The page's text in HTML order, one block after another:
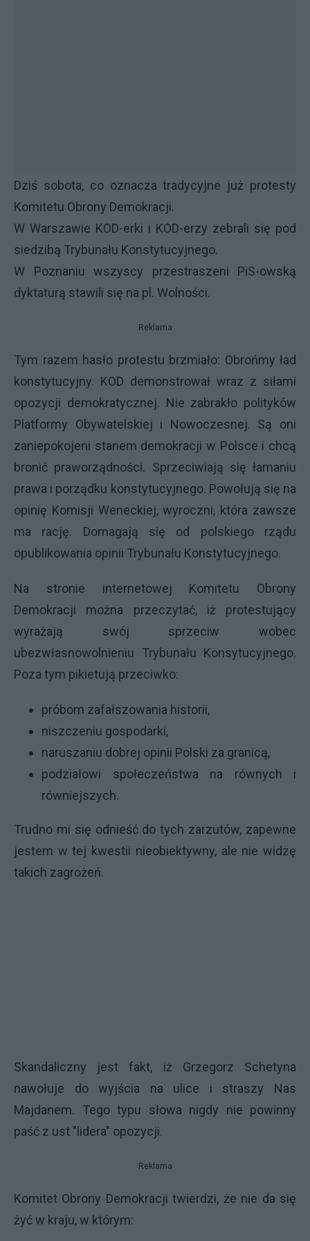
Dziś sobota, co oznacza tradycyjne już protesty
Komitetu Obrony Demokracji.
W Warszawie KOD-erki i KOD-erzy zebrali się pod
siedzibą Trybunału Konstytucyjnego.
W Poznaniu wszyscy przestraszeni PiS-owską
dyktaturą stawili się na pl. Wolności.
Reklama
Tym razem hasło protestu brzmiało: Obrońmy ład
konstytucyjny. KOD demonstrował wraz z siłami
opozycji demokratycznej. Nie zabrakło polityków
Platformy Obywatelskiej i Nowoczesnej. Są oni
zaniepokojeni stanem demokracji w Polsce i chcą
bronić praworządności. Sprzeciwiają się łamaniu
prawa i porządku konstytucyjnego. Powołują się na
opinię Komisji Weneckiej, wyroczni, która zawsze
ma rację. Domagają się od polskiego rządu
opublikowania opinii Trybunału Konstytucyjnego.
Na stronie internetowej Komitetu Obrony
Demokracji można przeczytać, iż protestujący
wyrażają swój sprzeciw wobec
ubezwłasnowolnieniu Trybunału Konsytucyjnego.
Poza tym pikietują przeciwko:
próbom zafałszowania historii,
niszczeniu gospodarki,
naruszaniu dobrej opinii Polski za granicą,
podziałowi społeczeństwa na równych i
równiejszych.
Trudno mi się odnieść do tych zarzutów, zapewne
jestem w tej kwestii nieobiektywny, ale nie widzę
takich zagrożeń.
Skandaliczny jest fakt, iż Grzegorz Schetyna
nawołuje do wyjścia na ulice i straszy Nas
Majdanem. Tego typu słowa nigdy nie powinny
paść z ust "lidera" opozycji.
Reklama
Komitet Obrony Demokracji twierdzi, że nie da się
żyć w kraju, w którym: